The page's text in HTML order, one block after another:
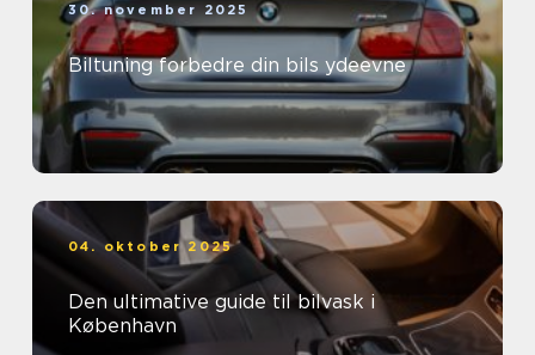
30. november 2025
Biltuning forbedre din bils ydeevne
04. oktober 2025
Den ultimative guide til bilvask i
København